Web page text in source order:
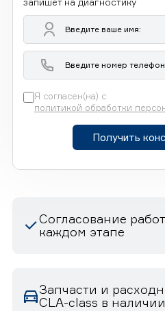
Я согласен(на) с
политикой обработки
Получить
Согласование
каждом этапе
Запчасти и
CLA-class в наличии